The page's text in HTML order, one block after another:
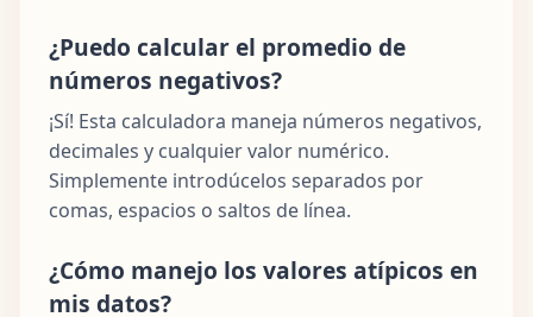
¿Puedo calcular el promedio de
números negativos?
¡Sí! Esta calculadora maneja números negativos,
decimales y cualquier valor numérico.
Simplemente introdúcelos separados por
comas, espacios o saltos de línea.
¿Cómo manejo los valores atípicos en
mis datos?